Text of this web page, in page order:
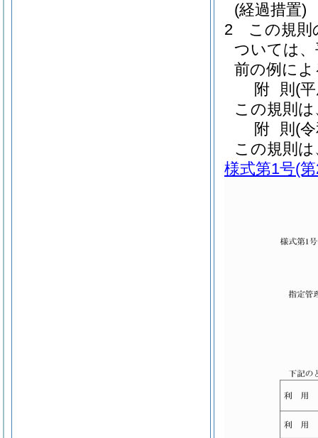
(経過措置)
2
この規則
ついては
前の例によ
附 則 (
この規則
附 則 (
この規則
様式第1号(